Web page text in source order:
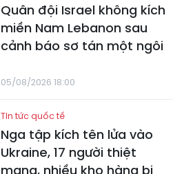
Quân đội Israel không kích
miền Nam Lebanon sau
cảnh báo sơ tán một ngôi
05/08/2026 18:00
Tin tức quốc tế
Nga tập kích tên lửa vào
Ukraine, 17 người thiệt
mạng, nhiều kho hàng bị